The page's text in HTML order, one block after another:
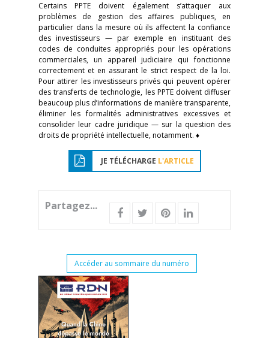
Certains PPTE doivent également s’attaquer aux
problèmes de gestion des affaires publiques, en
particulier dans la mesure où ils affectent la confiance
des investisseurs — par exemple en instituant des
codes de conduites appropriés pour les opérations
commerciales, un appareil judiciaire qui fonctionne
correctement et en assurant le strict respect de la loi.
Pour attirer les investisseurs privés qui peuvent opérer
des transferts de technologie, les PPTE doivent diffuser
beaucoup plus d’informations de manière transparente,
éliminer les formalités administratives excessives et
consolider leur cadre juridique — sur la question des
droits de propriété intellectuelle, notamment. ♦
JE TÉLÉCHARGE L'ARTICLE
Partagez...
Accéder au sommaire du numéro